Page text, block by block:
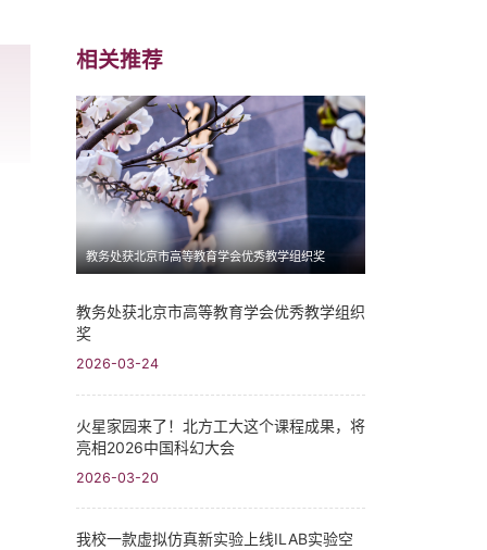
相关推荐
教务处获北京市高等教育学会优秀教学组织奖
教务处获北京市高等教育学会优秀教学组织
奖
2026-03-24
火星家园来了！北方工大这个课程成果，将
亮相2026中国科幻大会
2026-03-20
我校一款虚拟仿真新实验上线ILAB实验空